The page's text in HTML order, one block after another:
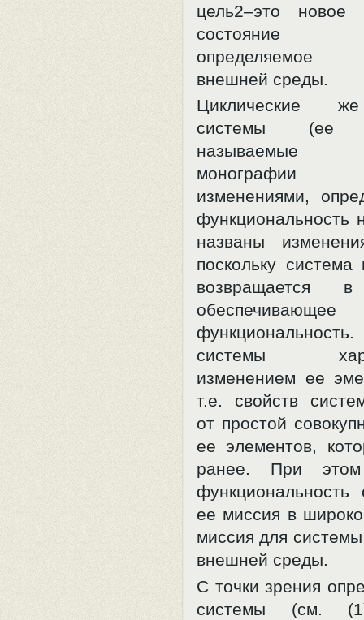
цель2–это новое
состояние
определяемое
внешней среды.
Циклические
системы (ее
называемые
монографии
изменениями,
функциональность
названы
поскольку система
возвращается в
системы
изменением ее
т.е. свойств
от простой
ее элементов,
ранее. При этом
функциональность
ее миссия в
миссия для
внешней среды.
С точки зрения
системы (см.